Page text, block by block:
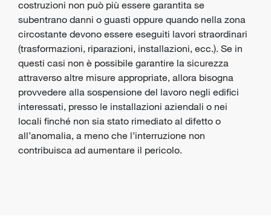
costruzioni non può più essere garantita se
subentrano danni o guasti oppure quando nella zona
circostante devono essere eseguiti lavori straordinari
(trasformazioni, riparazioni, installazioni, ecc.). Se in
questi casi non è possibile garantire la sicurezza
attraverso altre misure appropriate, allora bisogna
provvedere alla sospensione del lavoro negli edifici
interessati, presso le installazioni aziendali o nei
locali finché non sia stato rimediato al difetto o
all’anomalia, a meno che l’interruzione non
contribuisca ad aumentare il pericolo.